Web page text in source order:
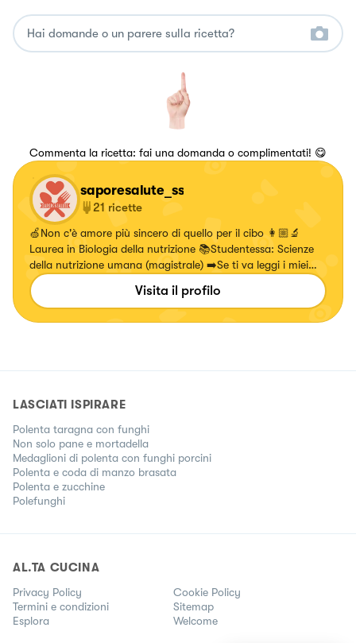
Commenta la ricetta: fai una domanda o complimentati! 😋
saporesalute_ss
21 ricette
🍏Non c'è amore più sincero di quello per il cibo 👩🏼‍🔬
Laurea in Biologia della nutrizione 📚Studentessa: Scienze
della nutrizione umana (magistrale) ➡️Se ti va leggi i miei
post sulla pagina instagram
Visita il profilo
LASCIATI ISPIRARE
Polenta taragna con funghi
Non solo pane e mortadella
Medaglioni di polenta con funghi porcini
Polenta e coda di manzo brasata
Polenta e zucchine
Polefunghi
AL.TA CUCINA
Privacy Policy
Cookie Policy
Termini e condizioni
Sitemap
Esplora
Welcome